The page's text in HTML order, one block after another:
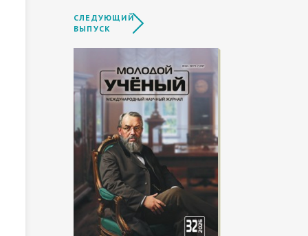
СЛЕДУЮЩИЙ
ВЫПУСК